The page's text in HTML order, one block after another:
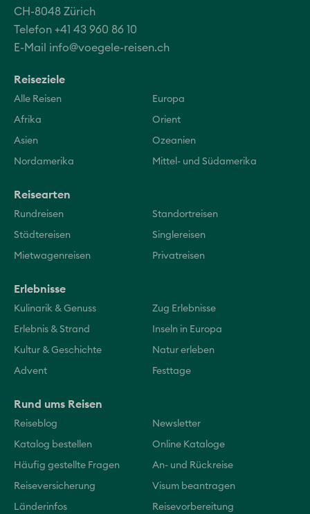
CH-8048 Zürich
Telefon +41 43 960 86 10
E-Mail info@voegele-reisen.ch
Reiseziele
Alle Reisen Europa
Afrika Orient
Asien Ozeanien
Nordamerika Mittel- und Südamerika
Reisearten
Rundreisen Standortreisen
Städtereisen Singlereisen
Mietwagenreisen Privatreisen
Erlebnisse
Kulinarik & Genuss Zug Erlebnisse
Erlebnis & Strand Inseln in Europa
Kultur & Geschichte Natur erleben
Advent Festtage
Rund ums Reisen
Reiseblog Newsletter
Katalog bestellen Online Kataloge
Häufig gestellte Fragen An- und Rückreise
Reiseversicherung Visum beantragen
Länderinfos Reisevorbereitung